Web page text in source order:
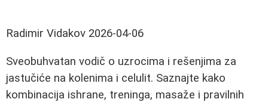
Radimir Vidakov 2026-04-06
Sveobuhvatan vodič o uzrocima i rešenjima za
jastučiće na kolenima i celulit. Saznajte kako
kombinacija ishrane, treninga, masaže i pravilnih